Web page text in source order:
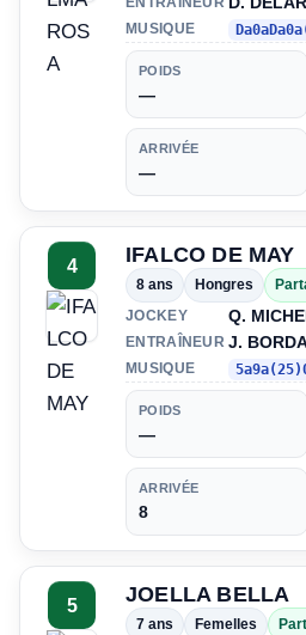
MUSIQUE
POIDS
—
ARRIVÉE
—
4 IFALCO DE MAY
8 ans Hongres
JOCKEY
Q.
ENTRAÎNEUR J.
MUSIQUE
POIDS
—
ARRIVÉE
8
5 JOELLA BELLA
7 ans Femelles